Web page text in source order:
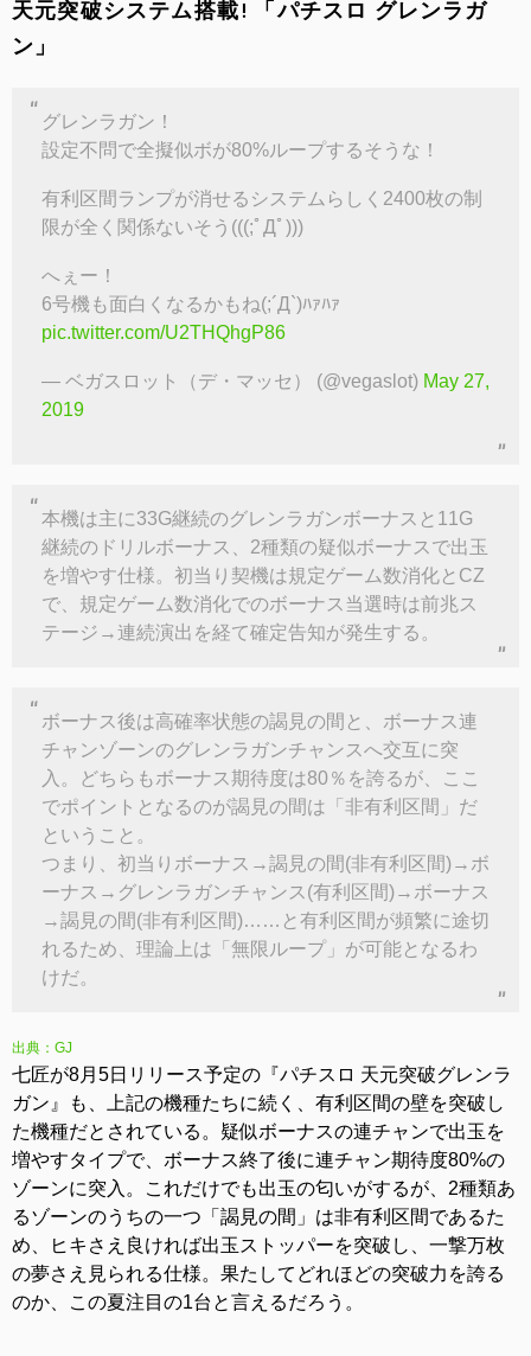
天元突破システム搭載! 「パチスロ グレンラガ
ン」
グレンラガン！
設定不問で全擬似ボが80%ループするそうな！
有利区間ランプが消せるシステムらしく2400枚の制
限が全く関係ないそう(((;ﾟДﾟ)))
へぇー！
6号機も面白くなるかもね(;´Д`)ﾊｧﾊｧ
pic.twitter.com/U2THQhgP86
— ベガスロット（デ・マッセ） (@vegaslot) May 27,
2019
本機は主に33G継続のグレンラガンボーナスと11G
継続のドリルボーナス、2種類の疑似ボーナスで出玉
を増やす仕様。初当り契機は規定ゲーム数消化とCZ
で、規定ゲーム数消化でのボーナス当選時は前兆ス
テージ→連続演出を経て確定告知が発生する。
ボーナス後は高確率状態の謁見の間と、ボーナス連
チャンゾーンのグレンラガンチャンスへ交互に突
入。どちらもボーナス期待度は80％を誇るが、ここ
でポイントとなるのが謁見の間は「非有利区間」だ
ということ。
つまり、初当りボーナス→謁見の間(非有利区間)→ボ
ーナス→グレンラガンチャンス(有利区間)→ボーナス
→謁見の間(非有利区間)……と有利区間が頻繁に途切
れるため、理論上は「無限ループ」が可能となるわ
けだ。
出典：GJ
七匠が8月5日リリース予定の『パチスロ 天元突破グレンラ
ガン』も、上記の機種たちに続く、有利区間の壁を突破し
た機種だとされている。疑似ボーナスの連チャンで出玉を
増やすタイプで、ボーナス終了後に連チャン期待度80%の
ゾーンに突入。これだけでも出玉の匂いがするが、2種類あ
るゾーンのうちの一つ「謁見の間」は非有利区間であるた
め、ヒキさえ良ければ出玉ストッパーを突破し、一撃万枚
の夢さえ見られる仕様。果たしてどれほどの突破力を誇る
のか、この夏注目の1台と言えるだろう。